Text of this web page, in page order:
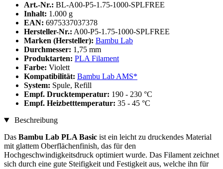
Art.-Nr.: BL-A00-P5-1.75-1000-SPLFREE
Inhalt: 1.000 g
EAN: 6975337037378
Hersteller-Nr.: A00-P5-1.75-1000-SPLFREE
Marken (Hersteller): Bambu Lab
Durchmesser: 1,75 mm
Produktarten: PLA Filament
Farbe: Violett
Kompatibilität: Bambu Lab AMS*
System: Spule, Refill
Empf. Drucktemperatur: 190 - 230 °C
Empf. Heizbetttemperatur: 35 - 45 °C
Beschreibung
Das Bambu Lab PLA Basic ist ein leicht zu druckendes Material
mit glattem Oberflächenfinish, das für den
Hochgeschwindigkeitsdruck optimiert wurde. Das Filament zeichnet
sich durch eine gute Steifigkeit und Festigkeit aus, welche ihn für